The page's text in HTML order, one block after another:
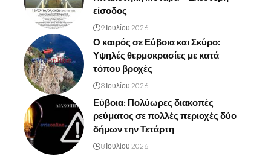
είσοδος
9 Ιουλίου 2026
Ο καιρός σε Εύβοια και Σκύρο:
Υψηλές θερμοκρασίες με κατά
τόπου βροχές
8 Ιουλίου 2026
Εύβοια: Πολύωρες διακοπές
ρεύματος σε πολλές περιοχές δύο
δήμων την Τετάρτη
8 Ιουλίου 2026